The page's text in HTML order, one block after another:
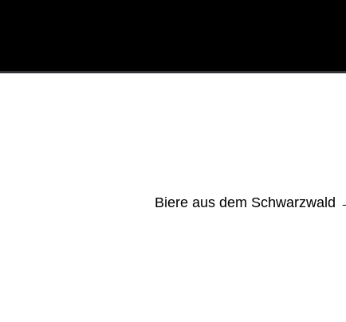
Biere aus dem Schwarzwald